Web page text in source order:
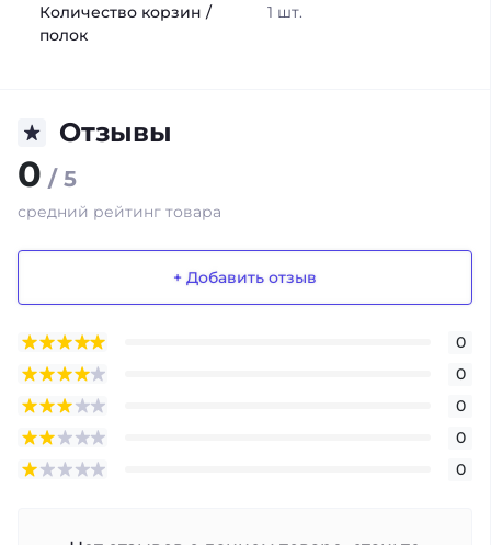
Количество корзин /
полок
1 шт.
Отзывы
0 / 5
средний рейтинг товара
+ Добавить отзыв
0
0
0
0
0